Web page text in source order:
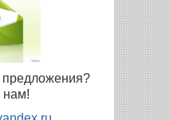
предложения?
нам!